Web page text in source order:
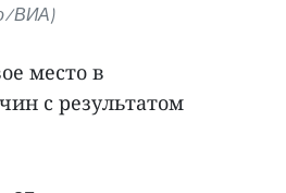
ВИА)
место в
с результатом